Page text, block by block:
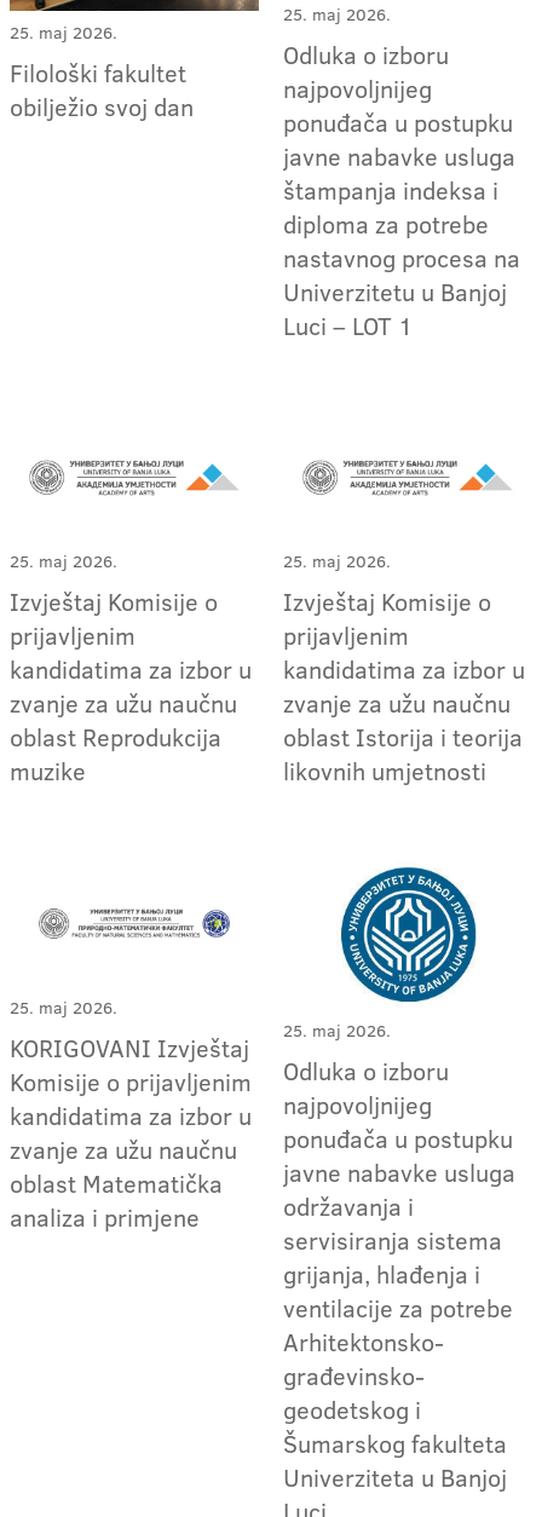
25. maj 2026.
Filološki fakultet
obilježio svoj dan
25. maj 2026.
Odluka o izboru
najpovoljnijeg
ponuđača u postupku
javne nabavke usluga
štampanja indeksa i
diploma za potrebe
nastavnog procesa na
Univerzitetu u Banjoj
Luci – LOT 1
25. maj 2026.
Izvještaj Komisije o
prijavljenim
kandidatima za izbor u
zvanje za užu naučnu
oblast Reprodukcija
muzike
25. maj 2026.
Izvještaj Komisije o
prijavljenim
kandidatima za izbor u
zvanje za užu naučnu
oblast Istorija i teorija
likovnih umjetnosti
25. maj 2026.
KORIGOVANI Izvještaj
Komisije o prijavljenim
kandidatima za izbor u
zvanje za užu naučnu
oblast Matematička
analiza i primjene
25. maj 2026.
Odluka o izboru
najpovoljnijeg
ponuđača u postupku
javne nabavke usluga
održavanja i
servisiranja sistema
grijanja, hlađenja i
ventilacije za potrebe
Arhitektonsko-
građevinsko-
geodetskog i
Šumarskog fakulteta
Univerziteta u Banjoj